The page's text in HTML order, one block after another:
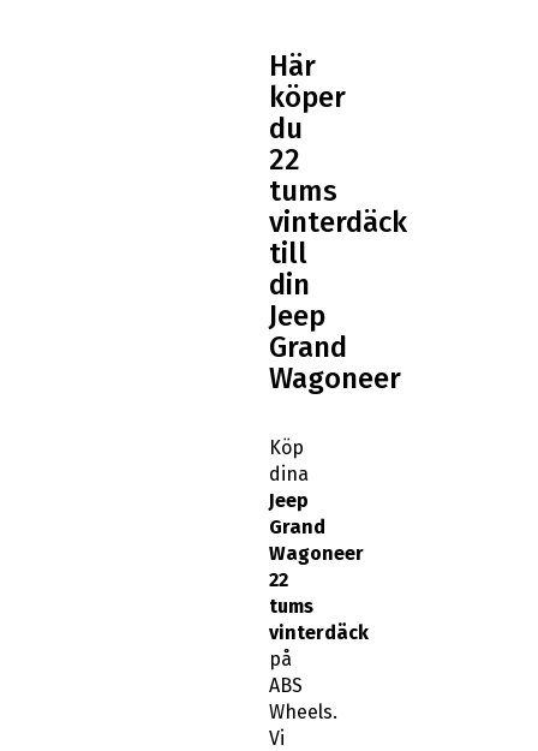
Här
köper
du
22
tums
vinterdäck
till
din
Jeep
Grand
Wagoneer
Köp
dina
Jeep
Grand
Wagoneer
22
tums
vinterdäck
på
ABS
Wheels.
Vi